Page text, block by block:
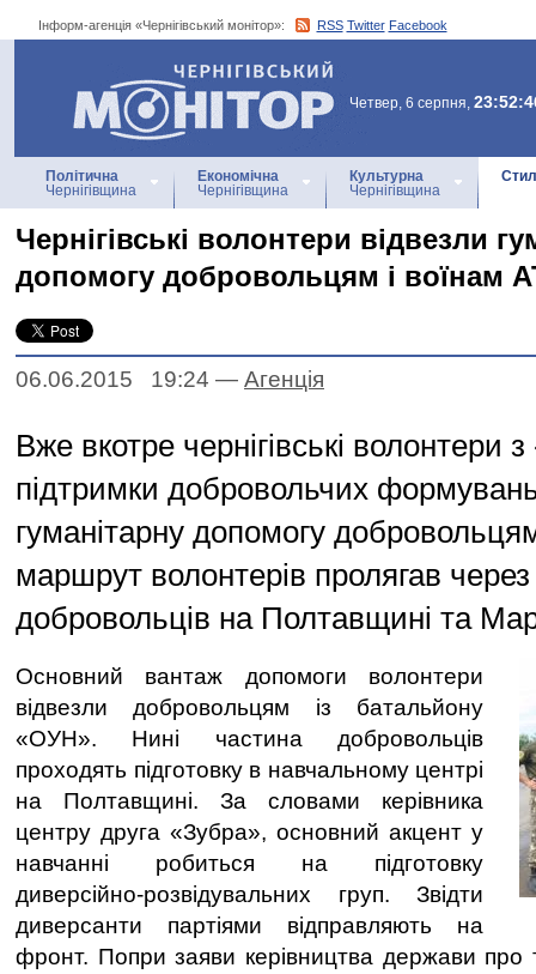
Інформ-агенція «Чернігівський монітор»: RSS Twitter Facebook
Інформ-агенція
«Чернігівський монітор»
Четвер, 6 серпня,
Політична
Чернігівщина
Економічна
Чернігівщина
Культурна
Чернігівщина
Чернігівські волонтери відвезли
допомогу добровольцям і воїнам
06.06.2015 19:24 — Агенцiя
Вже вкотре чернігівські волонтери
підтримки добровольчих
гуманітарну допомогу
маршрут волонтерів пролягав
добровольців на Полтавщині та
Основний вантаж допомоги волонтери
відвезли добровольцям із батальйону
«ОУН». Нині частина добровольців
проходять підготовку в навчальному центрі
на Полтавщині. За словами керівника
центру друга «Зубра», основний акцент у
навчанні робиться на підготовку
диверсійно-розвідувальних груп. Звідти
диверсанти партіями відправляють на
фронт. Попри заяви керівництва держави про